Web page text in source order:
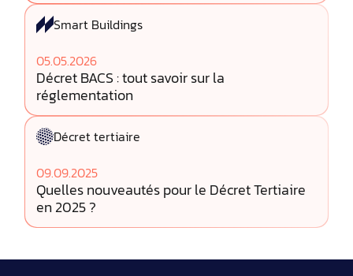
Smart Buildings
05.05.2026
Décret BACS : tout savoir sur la
réglementation
Décret tertiaire
09.09.2025
Quelles nouveautés pour le Décret Tertiaire
en 2025 ?